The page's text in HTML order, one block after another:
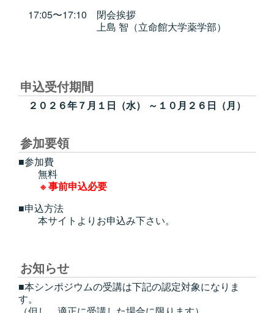
17:05〜17:10 閉会挨拶
上島 智（立命館大学薬学部）
申込受付期間
２０２６年７月１日（水） ～１０月２６日（月）
参加要領
■参加費
無料
※ 事前申込必要
■申込方法
本サイトよりお申込み下さい。
お知らせ
■本シンポジウムの受講は下記の認定対象になりま
す。